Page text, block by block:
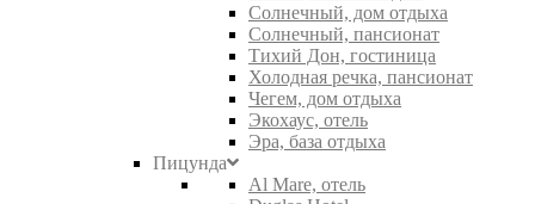
Солнечный, дом отдыха
Солнечный, пансионат
Тихий Дон, гостиница
Холодная речка, пансионат
Чегем, дом отдыха
Экохаус, отель
Эра, база отдыха
Пицунда
Al Mare, отель